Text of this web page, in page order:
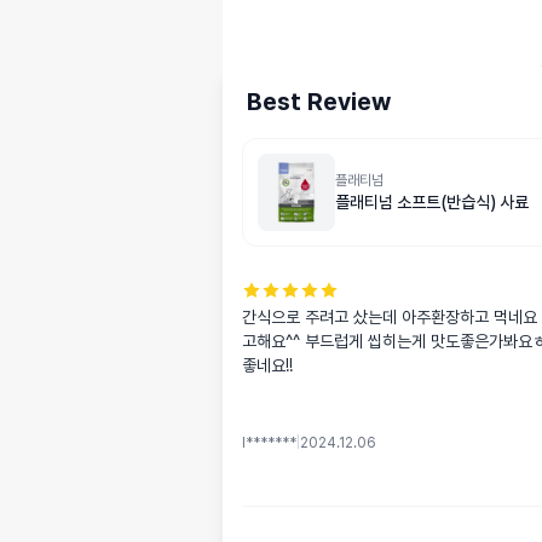
Best Review
플래티넘
플래티넘 소프트(반습식) 사료
간식으로 주려고 샀는데 아주환장하고 먹네요
고해요^^ 부드럽게 씹히는게 맛도좋은가봐요
좋네요!!
l******* 2024.12.06